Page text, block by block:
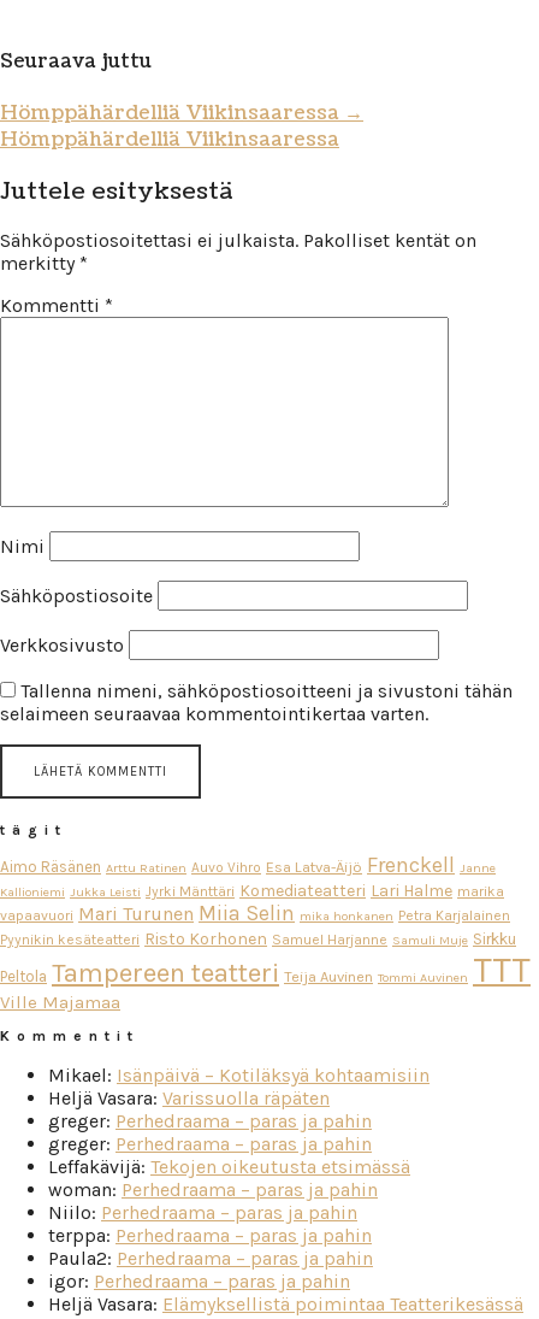
Seuraava juttu
Hömppähärdelliä Viikinsaaressa →
Hömppähärdelliä Viikinsaaressa
Juttele esityksestä
Sähköpostiosoitettasi ei julkaista. Pakolliset kentät on
merkitty *
Kommentti *
Nimi
Sähköpostiosoite
Verkkosivusto
Tallenna nimeni, sähköpostiosoitteeni ja sivustoni tähän
selaimeen seuraavaa kommentointikertaa varten.
tägit
Aimo Räsänen Arttu Ratinen Auvo Vihro Esa Latva-Äijö Frenckell
Janne
Kallioniemi Jukka Leisti Jyrki Mänttäri Komediateatteri Lari Halme marika
vapaavuori Mari Turunen Miia Selin mika honkanen Petra Karjalainen
Pyynikin kesäteatteri Risto Korhonen Samuel Harjanne Samuli Muje Sirkku
Peltola Tampereen teatteri Teija Auvinen Tommi Auvinen TTT
Ville Majamaa
Kommentit
Mikael: Isänpäivä – Kotiläksyä kohtaamisiin
Heljä Vasara: Varissuolla räpäten
greger: Perhedraama – paras ja pahin
greger: Perhedraama – paras ja pahin
Leffakävijä: Tekojen oikeutusta etsimässä
woman: Perhedraama – paras ja pahin
Niilo: Perhedraama – paras ja pahin
terppa: Perhedraama – paras ja pahin
Paula2: Perhedraama – paras ja pahin
igor: Perhedraama – paras ja pahin
Heljä Vasara: Elämyksellistä poimintaa Teatterikesässä